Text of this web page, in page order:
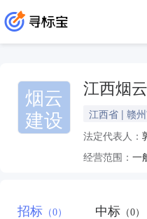
烟云
建设
江西烟
江西省 | 赣
法定代表人：
经营范围：
招标 （0） 中标 （0）